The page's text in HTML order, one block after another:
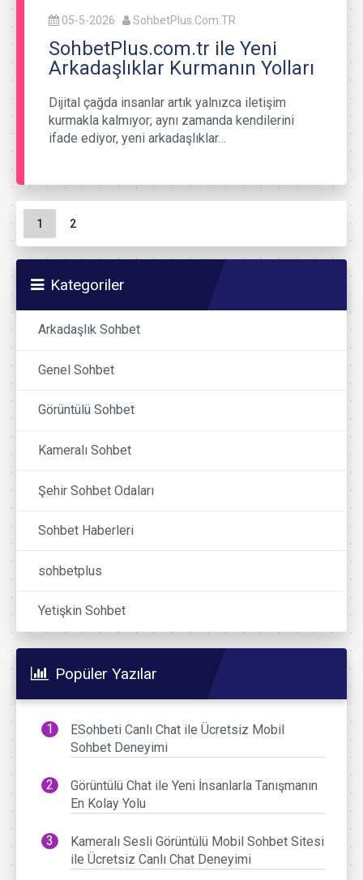
05-5-2026 SohbetPlus.Com.TR
SohbetPlus.com.tr ile Yeni
Arkadaşlıklar Kurmanın Yolları
Dijital çağda insanlar artık yalnızca iletişim
kurmakla kalmıyor; aynı zamanda kendilerini
ifade ediyor, yeni arkadaşlıklar…
Sayfa gezinme
Geçerli Sayfa
1 Sayfa
2
Kategoriler
Arkadaşlık Sohbet
Genel Sohbet
Görüntülü Sohbet
Kameralı Sohbet
Şehir Sohbet Odaları
Sohbet Haberleri
sohbetplus
Yetişkin Sohbet
Popüler Yazılar
ESohbeti Canlı Chat ile Ücretsiz Mobil
Sohbet Deneyimi
Görüntülü Chat ile Yeni İnsanlarla Tanışmanın
En Kolay Yolu
Kameralı Sesli Görüntülü Mobil Sohbet Sitesi
ile Ücretsiz Canlı Chat Deneyimi